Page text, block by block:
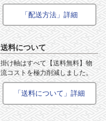
「配送方法」詳細
送料について
掛け軸はすべて【送料無料】物
流コストを極力削減しました。
「送料について」詳細